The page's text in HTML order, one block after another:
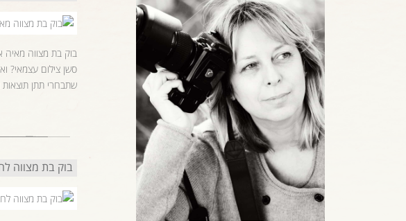
בוק בת מצווה מאיה
סשן צילום עצמאי?
שתבחרי תתן
בוק בת מצווה